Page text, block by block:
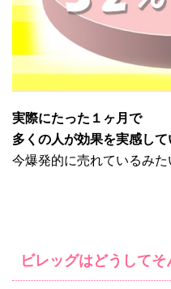
実際にたった１ヶ月で
多くの人が効果を実感して
今爆発的に売れているみた
ビレッグはどうして